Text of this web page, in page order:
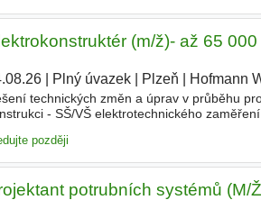
(m/ž)- až 65
| Plný úvazek| Plzeň Hofmann
technických změn a úprav v průběhu
- SŠ/VŠ elektrotechnického
později
potrubních systémů (M/